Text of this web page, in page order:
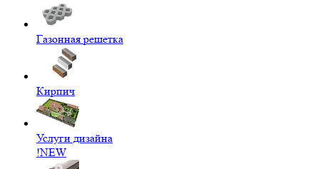
Газонная решетка
Кирпич
Услуги дизайна
!NEW